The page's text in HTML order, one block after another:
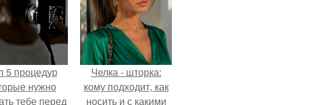
5 процедур
нужно
тебе перед
Челка - шторка:
кому подходит, как
носить и с какими